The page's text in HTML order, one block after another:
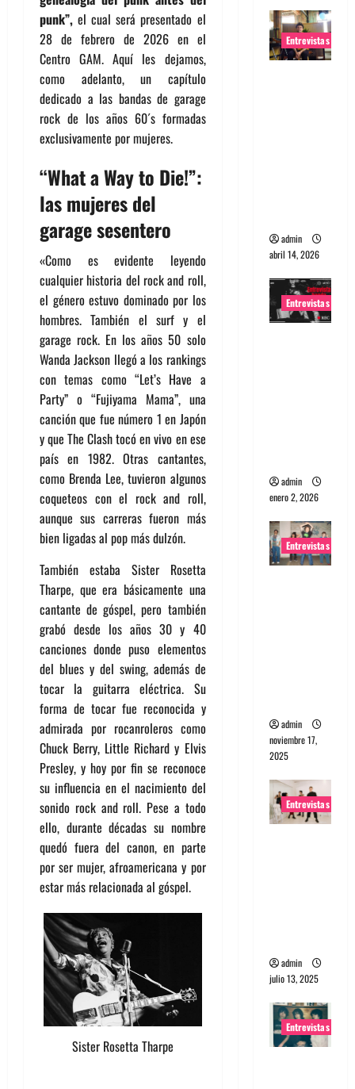
punk”,el cual será presentado el
28 de febrero de 2026 en el
Centro GAM. Aquí les dejamos,
como adelanto, un capítulo
dedicado a las bandas de garage
rock de los años 60´s formadas
exclusivamente por mujeres.
“What a Way to Die!”:
las mujeres del
garage sesentero
«Como es evidente leyendo
cualquier historia del rock and roll,
el género estuvo dominado por los
hombres. También el surf y el
garage rock. En los años 50 solo
Wanda Jackson llegó a los rankings
con temas como “Let’s Have a
Party” o “Fujiyama Mama”, una
canción que fue número 1 en Japón
y que The Clash tocó en vivo en ese
país en 1982. Otras cantantes,
como Brenda Lee, tuvieron algunos
coqueteos con el rock and roll,
aunque sus carreras fueron más
bien ligadas al pop más dulzón.
También estaba Sister Rosetta
Tharpe, que era básicamente una
cantante de góspel, pero también
grabó desde los años 30 y 40
canciones donde puso elementos
del blues y del swing, además de
tocar la guitarra eléctrica. Su
forma de tocar fue reconocida y
admirada por rocanroleros como
Chuck Berry, Little Richard y Elvis
Presley, y hoy por fin se reconoce
su influencia en el nacimiento del
sonido rock and roll. Pese a todo
ello, durante décadas su nombre
quedó fuera del canon, en parte
por ser mujer, afroamericana y por
estar más relacionada al góspel.
Sister Rosetta Tharpe
Entrevistas
admin
abril 14, 2026
Entrevistas
admin
enero 2, 2026
Entrevistas
admin
noviembre 17,
2025
Entrevistas
admin
julio 13, 2025
Entrevistas